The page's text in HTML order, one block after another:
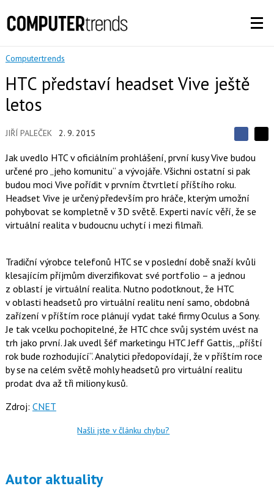
Computertrends
HTC představí headset Vive ještě
letos
JIŘÍ PALEČEK 2. 9. 2015
S
d
í
l
e
t
S
í
l
t
n
e
o
u
Jak uvedlo HTC v oficiálním prohlášení, první kusy Vive budou
určené pro „jeho komunitu“ a vývojáře. Všichni ostatní si pak
budou moci Vive pořídit v prvním čtvrtletí příštího roku.
Headset Vive je určený především pro hráče, kterým umožní
pohybovat se kompletně v 3D světě. Experti navíc věří, že se
virtuální realita v budoucnu uchytí i mezi filmaři.
Tradiční výrobce telefonů HTC se v poslední době snaží kvůli
klesajícím příjmům diverzifikovat své portfolio – a jednou
z oblastí je virtuální realita. Nutno podotknout, že HTC
v oblasti headsetů pro virtuální realitu není samo, obdobná
zařízení v příštím roce plánují vydat také firmy Oculus a Sony.
Je tak vcelku pochopitelné, že HTC chce svůj systém uvést na
trh jako první. Jak uvedl šéf marketingu HTC Jeff Gattis, „příští
rok bude rozhodující“. Analytici předopovídají, že v příštím roce
by se na celém světě mohly headsetů pro virtuální realitu
prodat dva až tři miliony kusů.
Zdroj: CNET
Našli jste v článku chybu?
Autor aktuality